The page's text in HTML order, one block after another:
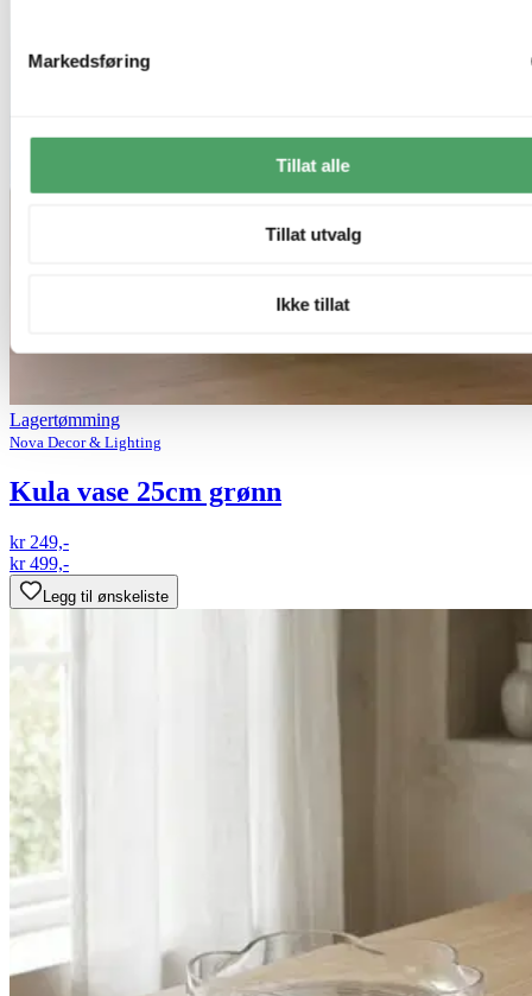
Markedsføring
Tillat alle
Tillat utvalg
Ikke tillat
Lagertømming
Nova Decor & Lighting
Kula vase 25cm grønn
kr 249,-
kr 499,-
Legg til ønskeliste